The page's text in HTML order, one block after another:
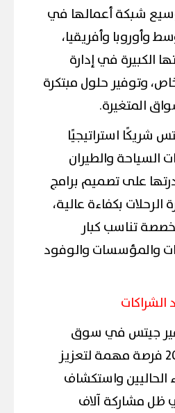
شبكة أعمالها في
وأوروبا وأفريقيا،
الكبيرة في إدارة
وتوفير حلول مبتكرة
المتغيرة.
شريكًا استراتيجيًا
السياحة والطيران
على تصميم برامج
الرحلات بكفاءة عالية،
تناسب كبار
والمؤسسات والوفود
جيتس في سوق
السفر العربي 2026 فرصة مهمة لتعزيز
الحاليين واستكشاف
ظل مشاركة آلاف